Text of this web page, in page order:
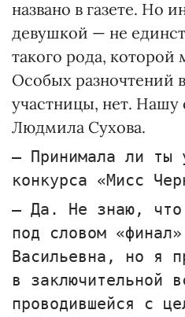
названо в газете. Но
девушкой — не
такого рода, которой
Особых разночтений
участницы, нет. Нашу
Людмила Сухова.
— Принимала ли ты
конкурса «Мисс
— Да. Не знаю, что
под словом
Васильевна, но я
в заключительной
проводившейся с